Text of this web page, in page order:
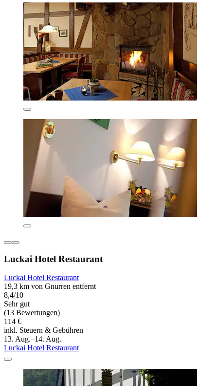
Luckai Hotel Restaurant
Luckai Hotel Restaurant
19,3 km von Gnurren entfernt
8,4/10
Sehr gut
(13 Bewertungen)
114 €
inkl. Steuern & Gebühren
13. Aug.–14. Aug.
Luckai Hotel Restaurant